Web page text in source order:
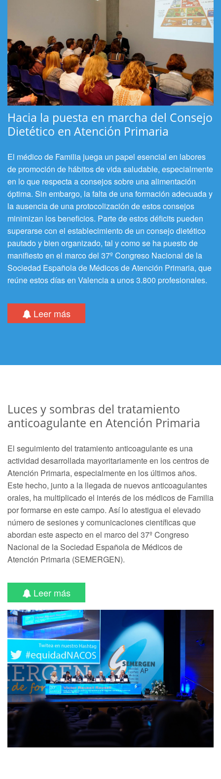
Hacia la puesta en marcha del Consejo
Dietético en Atención Primaria
El médico de Familia juega un papel esencial en labores
de promoción de hábitos de vida saludable, especialmente
en lo que respecta a consejos sobre una alimentación
óptima. Sin embargo, la falta de una formación adecuada y
la ausencia de una protocolización de estos consejos
minimizan los beneficios. Parte de estos déficits pueden
superarse con el establecimiento de un consejo dietético
pautado y bien organizado, tal y como se ha puesto de
manifiesto en el marco del 37º Congreso Nacional de la
Sociedad Española de Médicos de Atención Primaria, que
reúne estos días en Valencia a unos 3.800 profesionales.
Leer más
Luces y sombras del tratamiento
anticoagulante en Atención Primaria
El seguimiento del tratamiento anticoagulante es una
actividad desarrollada mayoritariamente en los centros de
Atención Primaria, especialmente en los últimos años.
Este hecho, junto a la llegada de nuevos anticoagulantes
orales, ha multiplicado el interés de los médicos de Familia
por formarse en este campo. Así lo atestigua el elevado
número de sesiones y comunicaciones científicas que
abordan este aspecto en el marco del 37º Congreso
Nacional de la Sociedad Española de Médicos de
Atención Primaria (SEMERGEN).
Leer más